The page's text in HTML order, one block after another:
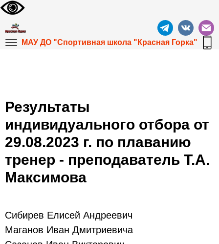
МАУ ДО "Спортивная школа "Красная Горка"
Результаты
индивидуального отбора от
29.08.2023 г. по плаванию
тренер - преподаватель Т.А.
Максимова
Сибирев Елисей Андреевич
Маганов Иван Дмитриевича